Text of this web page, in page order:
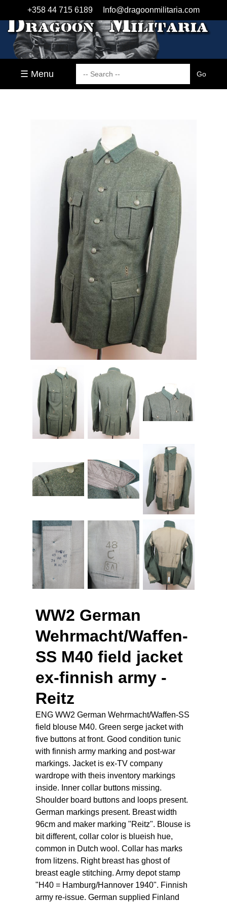
+358 44 715 6189 Info@dragoonmilitaria.com
☰ Menu
WW2 German
Wehrmacht/Waffen-
SS M40 field jacket
ex-finnish army -
Reitz
ENG WW2 German Wehrmacht/Waffen-SS
field blouse M40. Green serge jacket with
five buttons at front. Good condition tunic
with finnish army marking and post-war
markings. Jacket is ex-TV company
wardrope with theis inventory markings
inside. Inner collar buttons missing.
Shoulder board buttons and loops present.
German markings present. Breast width
96cm and maker marking "Reitz". Blouse is
bit different, collar color is blueish hue,
common in Dutch wool. Collar has marks
from litzens. Right breast has ghost of
breast eagle stitching. Army depot stamp
"H40 = Hamburg/Hannover 1940". Finnish
army re-issue. German supplied Finland